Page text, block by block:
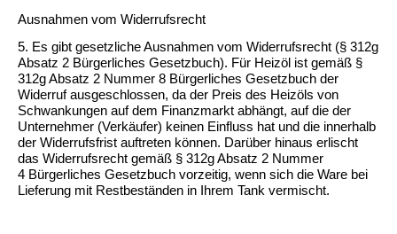
Ausnahmen vom Widerrufsrecht
5. Es gibt gesetzliche Ausnahmen vom Widerrufsrecht (§ 312g
Absatz 2 Bürgerliches Gesetzbuch). Für Heizöl ist gemäß §
312g Absatz 2 Nummer 8 Bürgerliches Gesetzbuch der
Widerruf ausgeschlossen, da der Preis des Heizöls von
Schwankungen auf dem Finanzmarkt abhängt, auf die der
Unternehmer (Verkäufer) keinen Einfluss hat und die innerhalb
der Widerrufsfrist auftreten können. Darüber hinaus erlischt
das Widerrufsrecht gemäß § 312g Absatz 2 Nummer
4 Bürgerliches Gesetzbuch vorzeitig, wenn sich die Ware bei
Lieferung mit Restbeständen in Ihrem Tank vermischt.